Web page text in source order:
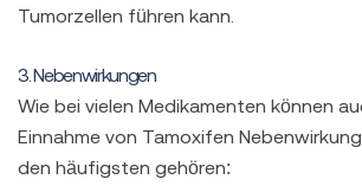
Tumorzellen führen kann.
3. Nebenwirkungen
Wie bei vielen Medikamenten können
Einnahme von Tamoxifen
den häufigsten gehören: